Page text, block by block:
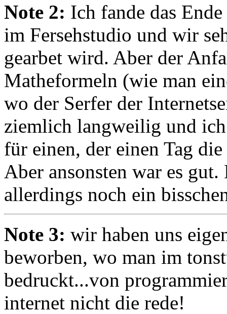
Note 2: Ich fande das
im Fersehstudio und wir
gearbet wird. Aber der
Matheformeln (wie man
wo der Serfer der
ziemlich langweilig und
für einen, der einen Tag
Aber ansonsten war es
allerdings noch ein
Note 3: wir haben uns
beworben, wo man im
bedruckt...von
internet nicht die rede!